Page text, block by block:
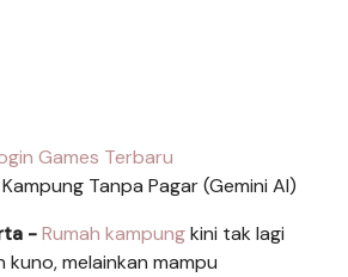
Games Terbaru
Tanpa Pagar (Gemini AI)
-Rumah kampungkini tak lagi
melainkan mampu